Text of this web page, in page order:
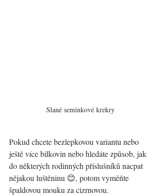
Slané semínkové krekry
Pokud chcete bezlepkovou variantu nebo
ještě více bílkovin nebo hledáte způsob, jak
do některých rodinných příslušníků nacpat
nějakou luštěninu 😊, potom vyměňte
špaldovou mouku za cizrnovou.